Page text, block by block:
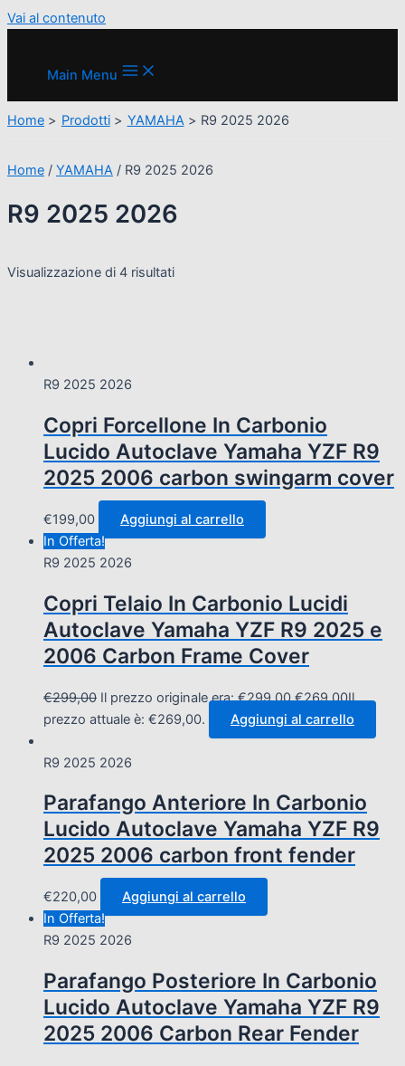
Vai al contenuto
Main Menu
Home Prodotti YAMAHA R9 2025 2026
Home / YAMAHA / R9 2025 2026
R9 2025 2026
Visualizzazione di 4 risultati
R9 2025 2026
Copri Forcellone In Carbonio
Lucido Autoclave Yamaha YZF R9
2025 2006 carbon swingarm cover
€199,00
Aggiungi al carrello
In Offerta!
R9 2025 2026
Copri Telaio In Carbonio Lucidi
Autoclave Yamaha YZF R9 2025 e
2006 Carbon Frame Cover
€299,00 Il prezzo originale era: €299,00.€269,00Il
prezzo attuale è: €269,00.
Aggiungi al carrello
R9 2025 2026
Parafango Anteriore In Carbonio
Lucido Autoclave Yamaha YZF R9
2025 2006 carbon front fender
€220,00
Aggiungi al carrello
In Offerta!
R9 2025 2026
Parafango Posteriore In Carbonio
Lucido Autoclave Yamaha YZF R9
2025 2006 Carbon Rear Fender